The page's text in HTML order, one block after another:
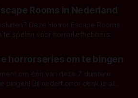
Rooms in Nederland
Deze Horror Escape Rooms
te spelen voor horrorliefhebbers.
horrorseries om te bingen
om één van deze 7 duistere
denk je al